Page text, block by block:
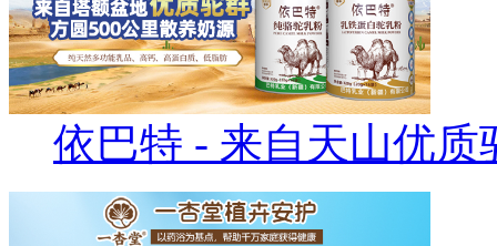
依巴特 - 来自天山优质